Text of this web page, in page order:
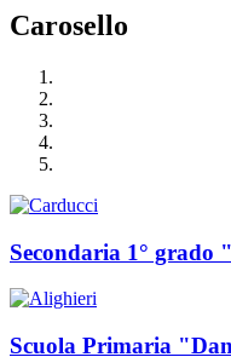
Carosello
Secondaria 1°
Scuola Primaria